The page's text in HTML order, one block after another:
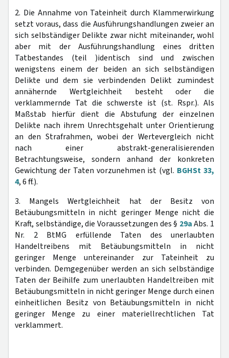
2. Die Annahme von Tateinheit durch Klammerwirkung
setzt voraus, dass die Ausführungshandlungen zweier an
sich selbständiger Delikte zwar nicht miteinander, wohl
aber mit der Ausführungshandlung eines dritten
Tatbestandes (teil )identisch sind und zwischen
wenigstens einem der beiden an sich selbständigen
Delikte und dem sie verbindenden Delikt zumindest
annähernde Wertgleichheit besteht oder die
verklammernde Tat die schwerste ist (st. Rspr.). Als
Maßstab hierfür dient die Abstufung der einzelnen
Delikte nach ihrem Unrechtsgehalt unter Orientierung
an den Strafrahmen, wobei der Wertevergleich nicht
nach einer abstrakt-generalisierenden
Betrachtungsweise, sondern anhand der konkreten
Gewichtung der Taten vorzunehmen ist (vgl. BGHSt 33,
4, 6 ff.).
3. Mangels Wertgleichheit hat der Besitz von
Betäubungsmitteln in nicht geringer Menge nicht die
Kraft, selbständige, die Voraussetzungen des § 29aAbs. 1
Nr. 2 BtMG erfüllende Taten des unerlaubten
Handeltreibens mit Betäubungsmitteln in nicht
geringer Menge untereinander zur Tateinheit zu
verbinden. Demgegenüber werden an sich selbständige
Taten der Beihilfe zum unerlaubten Handeltreiben mit
Betäubungsmitteln in nicht geringer Menge durch einen
einheitlichen Besitz von Betäubungsmitteln in nicht
geringer Menge zu einer materiellrechtlichen Tat
verklammert.